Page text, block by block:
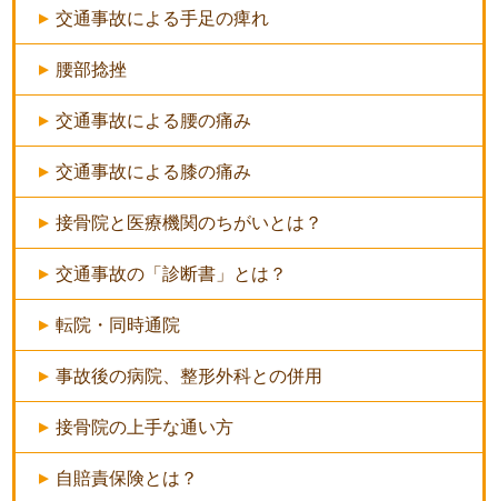
交通事故による手足の痺れ
腰部捻挫
交通事故による腰の痛み
交通事故による膝の痛み
接骨院と医療機関のちがいとは？
交通事故の「診断書」とは？
転院・同時通院
事故後の病院、整形外科との併用
接骨院の上手な通い方
自賠責保険とは？